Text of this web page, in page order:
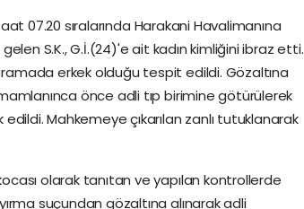
07.20 sıralarında Harakani Havalimanına
S.K., G.İ.(24)'e ait kadın kimliğini ibraz etti.
erkek olduğu tespit edildi. Gözaltına
önce adli tıp birimine götürülerek
Mahkemeye çıkarılan zanlı tutuklanarak
olarak tanıtan ve yapılan kontrollerde
suçundan gözaltına alınarak adli